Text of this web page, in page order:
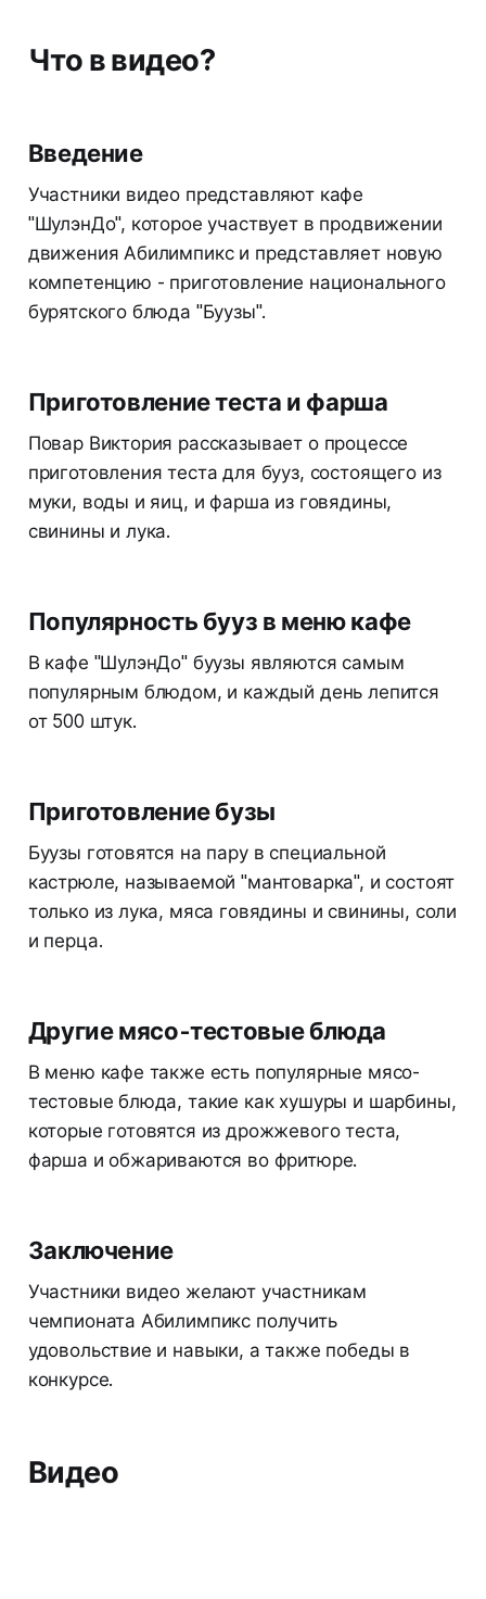
Что в видео?
Введение
Участники видео представляют кафе
"ШулэнДо", которое участвует в продвижении
движения Абилимпикс и представляет новую
компетенцию - приготовление национального
бурятского блюда "Буузы".
Приготовление теста и фарша
Повар Виктория рассказывает о процессе
приготовления теста для бууз, состоящего из
муки, воды и яиц, и фарша из говядины,
свинины и лука.
Популярность бууз в меню кафе
В кафе "ШулэнДо" буузы являются самым
популярным блюдом, и каждый день лепится
от 500 штук.
Приготовление бузы
Буузы готовятся на пару в специальной
кастрюле, называемой "мантоварка", и состоят
только из лука, мяса говядины и свинины, соли
и перца.
Другие мясо-тестовые блюда
В меню кафе также есть популярные мясо-
тестовые блюда, такие как хушуры и шарбины,
которые готовятся из дрожжевого теста,
фарша и обжариваются во фритюре.
Заключение
Участники видео желают участникам
чемпионата Абилимпикс получить
удовольствие и навыки, а также победы в
конкурсе.
Видео